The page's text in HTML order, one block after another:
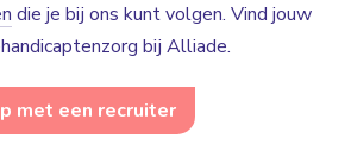
die je bij ons kunt volgen. Vind jouw
bij Alliade.
met een recruiter